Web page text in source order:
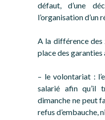
défaut, d’une
l’organisation d’un
A la différence des
place des garanties
– le volontariat :
salarié afin qu’il
dimanche ne peut
refus d’embauche,